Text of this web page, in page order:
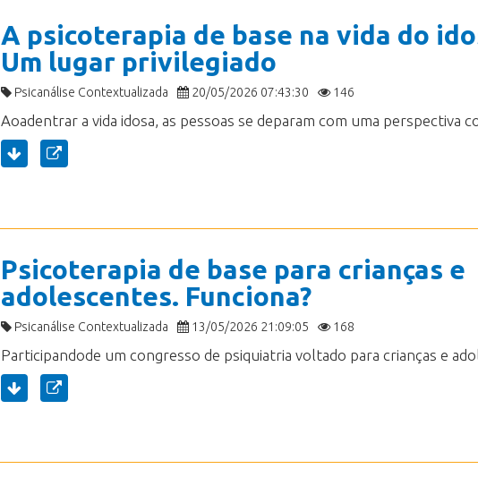
A psicoterapia de base na vida do
Um lugar privilegiado
Psicanálise Contextualizada 20/05/2026 07:43:30 146
Psicoterapia de base para crianças e
adolescentes. Funciona?
Psicanálise Contextualizada 13/05/2026 21:09:05 168